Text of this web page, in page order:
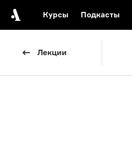
Лекции
Курсы Подкасты